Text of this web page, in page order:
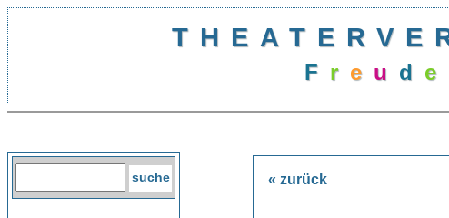
Freu d e
« zurück